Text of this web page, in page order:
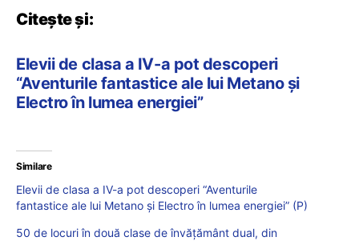
Citește și:
Elevii de clasa a IV-a pot descoperi
“Aventurile fantastice ale lui Metano și
Electro în lumea energiei”
Similare
Elevii de clasa a IV-a pot descoperi “Aventurile
fantastice ale lui Metano și Electro în lumea energiei” (P)
50 de locuri în două clase de învățământ dual, din